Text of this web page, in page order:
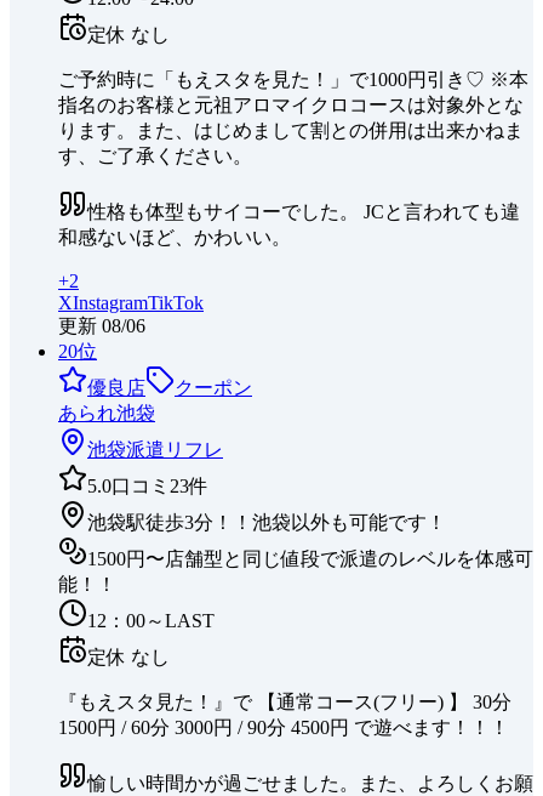
定休 なし
ご予約時に「もえスタを見た！」で1000円引き♡ ※本
指名のお客様と元祖アロマイクロコースは対象外とな
ります。また、はじめまして割との併用は出来かねま
す、ご了承ください。
性格も体型もサイコーでした。 JCと言われても違
和感ないほど、かわいい。
+2
XInstagramTikTok
更新 08/06
20位
優良店
クーポン
あられ池袋
池袋派遣リフレ
5.0口コミ 23件
池袋駅徒歩3分！！池袋以外も可能です！
1500円〜店舗型と同じ値段で派遣のレベルを体感可
能！！
12：00～LAST
定休 なし
『もえスタ見た！』で 【通常コース(フリー) 】 30分
1500円 / 60分 3000円 / 90分 4500円 で遊べます！！！
愉しい時間かが過ごせました。また、よろしくお願